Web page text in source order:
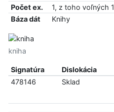
Počet ex.
1, z toho voľných 1
Báza dát
Knihy
kniha
Signatúra Dislokácia
478146
Sklad